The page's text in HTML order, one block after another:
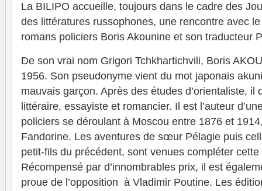
La BILIPO accueille, toujours dans le cadre des
des littératures russophones, une rencontre avec
romans policiers Boris Akounine et son traducteur
De son vrai nom Grigori Tchkhartichvili, Boris
1956. Son pseudonyme vient du mot japonais
mauvais garçon. Après des études d’orientaliste, il
littéraire, essayiste et romancier. Il est l’auteur
policiers se déroulant à Moscou entre 1876 et
Fandorine. Les aventures de sœur Pélagie puis
petit-fils du précédent, sont venues compléter
Récompensé par d’innombrables prix, il est
proue de l’opposition à Vladimir Poutine. Les